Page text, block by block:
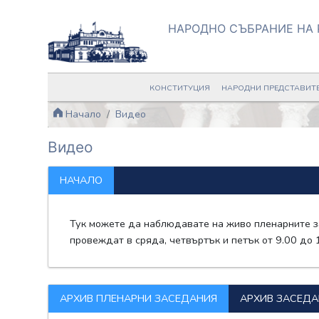
НАРОДНО СЪБРАНИЕ НА
КОНСТИТУЦИЯ НАРОДНИ
Начало Видео
Видео
НАЧАЛО
Тук можете да наблюдавате на живо пленарните
провеждат в сряда, четвъртък и петък от 9.00
АРХИВ ПЛЕНАРНИ ЗАСЕДАНИЯ АРХИВ